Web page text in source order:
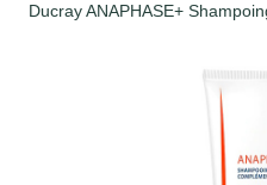
Ducray ANAPHASE+